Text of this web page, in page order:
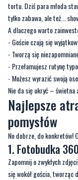
tortu. Dziś para młoda
tylko zabawa, ale też...
A dlaczego warto
- Goście czują się
- Tworzą się
- Przełamujesz rutynę
- Możesz wyrazić swoją
Nie da się ukryć –
Najlepsze
pomysłów
No dobrze, do
1. Fotobudka
Zapomnij o zwykłych
się wokół gościa, tworząc